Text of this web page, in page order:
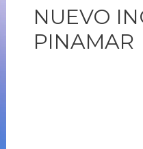
NUEVO
PINAMAR